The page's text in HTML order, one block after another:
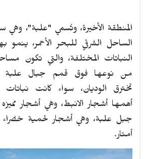
المنطقة الأخيرة، وتُسمي "علبة"،
النباتات المختلفة، والتي تكون
من نوعها فوق قمم جبال علبة
تخترق الوديان، سواء كانت
أهمها أشجار الانبط، وهي أشجار
أمتار.